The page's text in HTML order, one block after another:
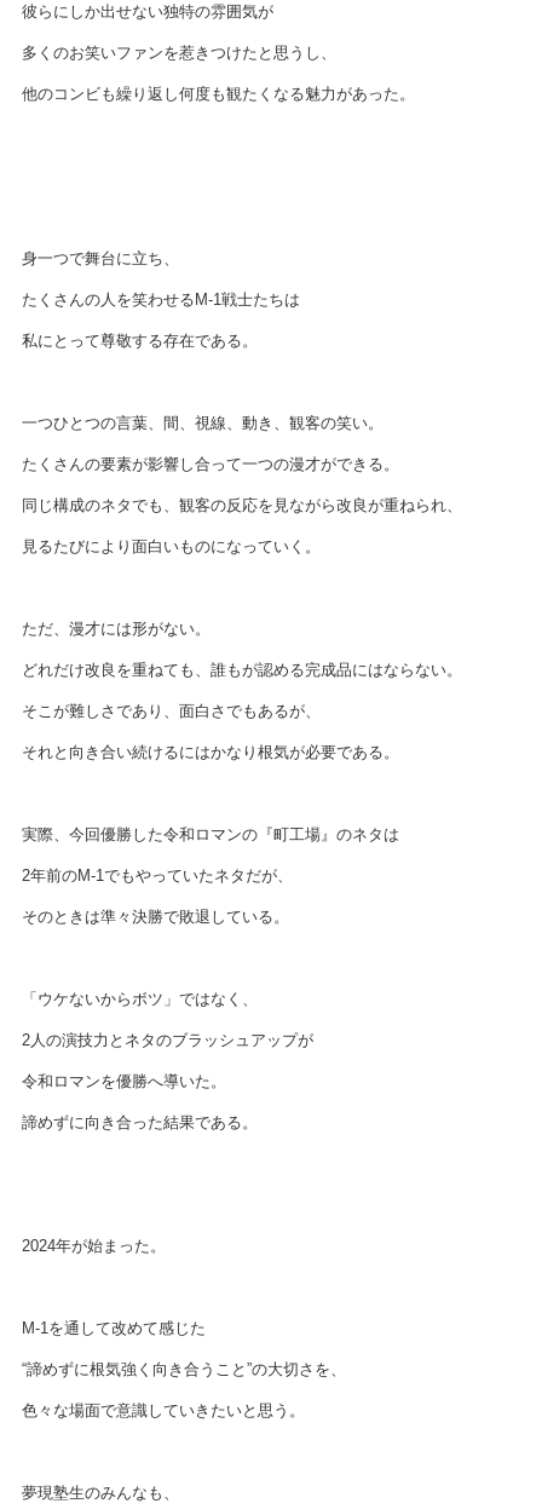
彼らにしか出せない独特の雰囲気が
多くのお笑いファンを惹きつけたと思うし、
他のコンビも繰り返し何度も観たくなる魅力があった。
身一つで舞台に立ち、
たくさんの人を笑わせるM-1戦士たちは
私にとって尊敬する存在である。
一つひとつの言葉、間、視線、動き、観客の笑い。
たくさんの要素が影響し合って一つの漫才ができる。
同じ構成のネタでも、観客の反応を見ながら改良が重ねられ、
見るたびにより面白いものになっていく。
ただ、漫才には形がない。
どれだけ改良を重ねても、誰もが認める完成品にはならない。
そこが難しさであり、面白さでもあるが、
それと向き合い続けるにはかなり根気が必要である。
実際、今回優勝した令和ロマンの『町工場』のネタは
2年前のM-1でもやっていたネタだが、
そのときは準々決勝で敗退している。
「ウケないからボツ」ではなく、
2人の演技力とネタのブラッシュアップが
令和ロマンを優勝へ導いた。
諦めずに向き合った結果である。
2024年が始まった。
M-1を通して改めて感じた
“諦めずに根気強く向き合うこと”の大切さを、
色々な場面で意識していきたいと思う。
夢現塾生のみんなも、